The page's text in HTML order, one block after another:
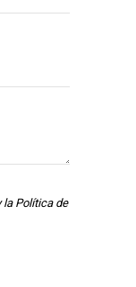
la Política de